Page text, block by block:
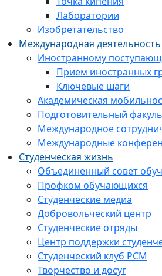
Лаборатории
Изобретательство
Международная деятельность
Иностранному
Прием иностранных
Ключевые шаги
Академическая
Подготовительный
Международное
Международные
Студенческая жизнь
Объединенный совет
Профком обучающихся
Студенческие медиа
Добровольческий центр
Студенческие отряды
Центр поддержки
Студенческий клуб РСМ
Творчество и досуг